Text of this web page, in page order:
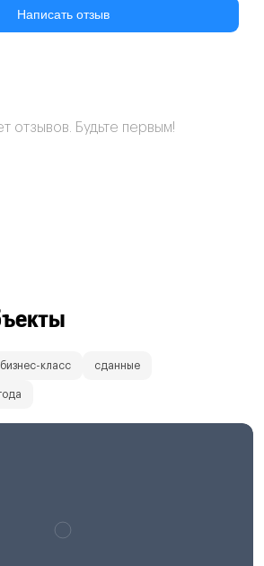
Написать отзыв
отзывов. Будьте первым!
бизнес-класс сданные